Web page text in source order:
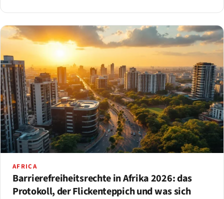
AFRICA
Barrierefreiheitsrechte in Afrika 2026: das
Protokoll, der Flickenteppich und was sich